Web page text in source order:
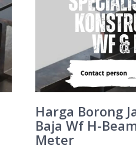
Harga Borong
Baja Wf H-
Meter